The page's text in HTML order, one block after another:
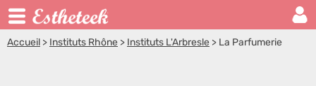
Accueil > Instituts Rhône > Instituts L'Arbresle > La Parfumerie